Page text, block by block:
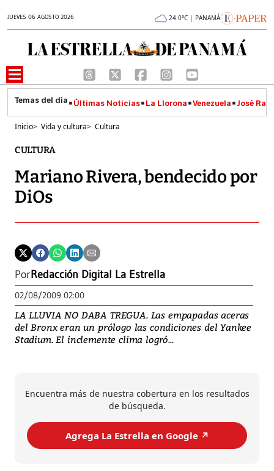
JUEVES 06 AGOSTO 2026 24.0°C | PANAMÁ
Últimas Noticias La Llorona Venezuela José
Inicio> Vida y cultura> Cultura
CULTURA
Mariano Rivera, bendecido por
DiOs
PorRedacción Digital La Estrella
02/08/2009 02:00
LA LLUVIA NO DABA TREGUA. Las empapadas aceras
del Bronx eran un prólogo las condiciones del Yankee
Stadium. El inclemente clima logró...
Encuentra más de nuestra cobertura en los resultados
de búsqueda.
Agrega La Estrella en Google ↗️